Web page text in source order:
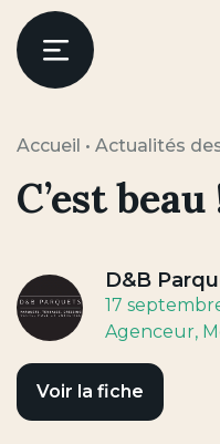
Accueil • Actualités
C’est beau
D&B
17
Agenceur,
Voir la fiche